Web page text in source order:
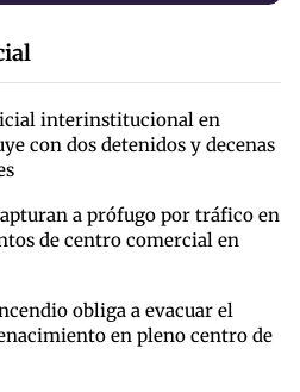
interinstitucional en
con dos detenidos y decenas
a prófugo por tráfico en
de centro comercial en
obliga a evacuar el
en pleno centro de